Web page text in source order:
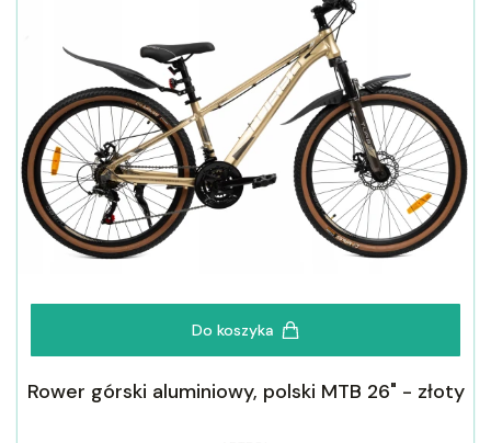
Do koszyka
Rower górski aluminiowy, polski MTB 26" - złoty